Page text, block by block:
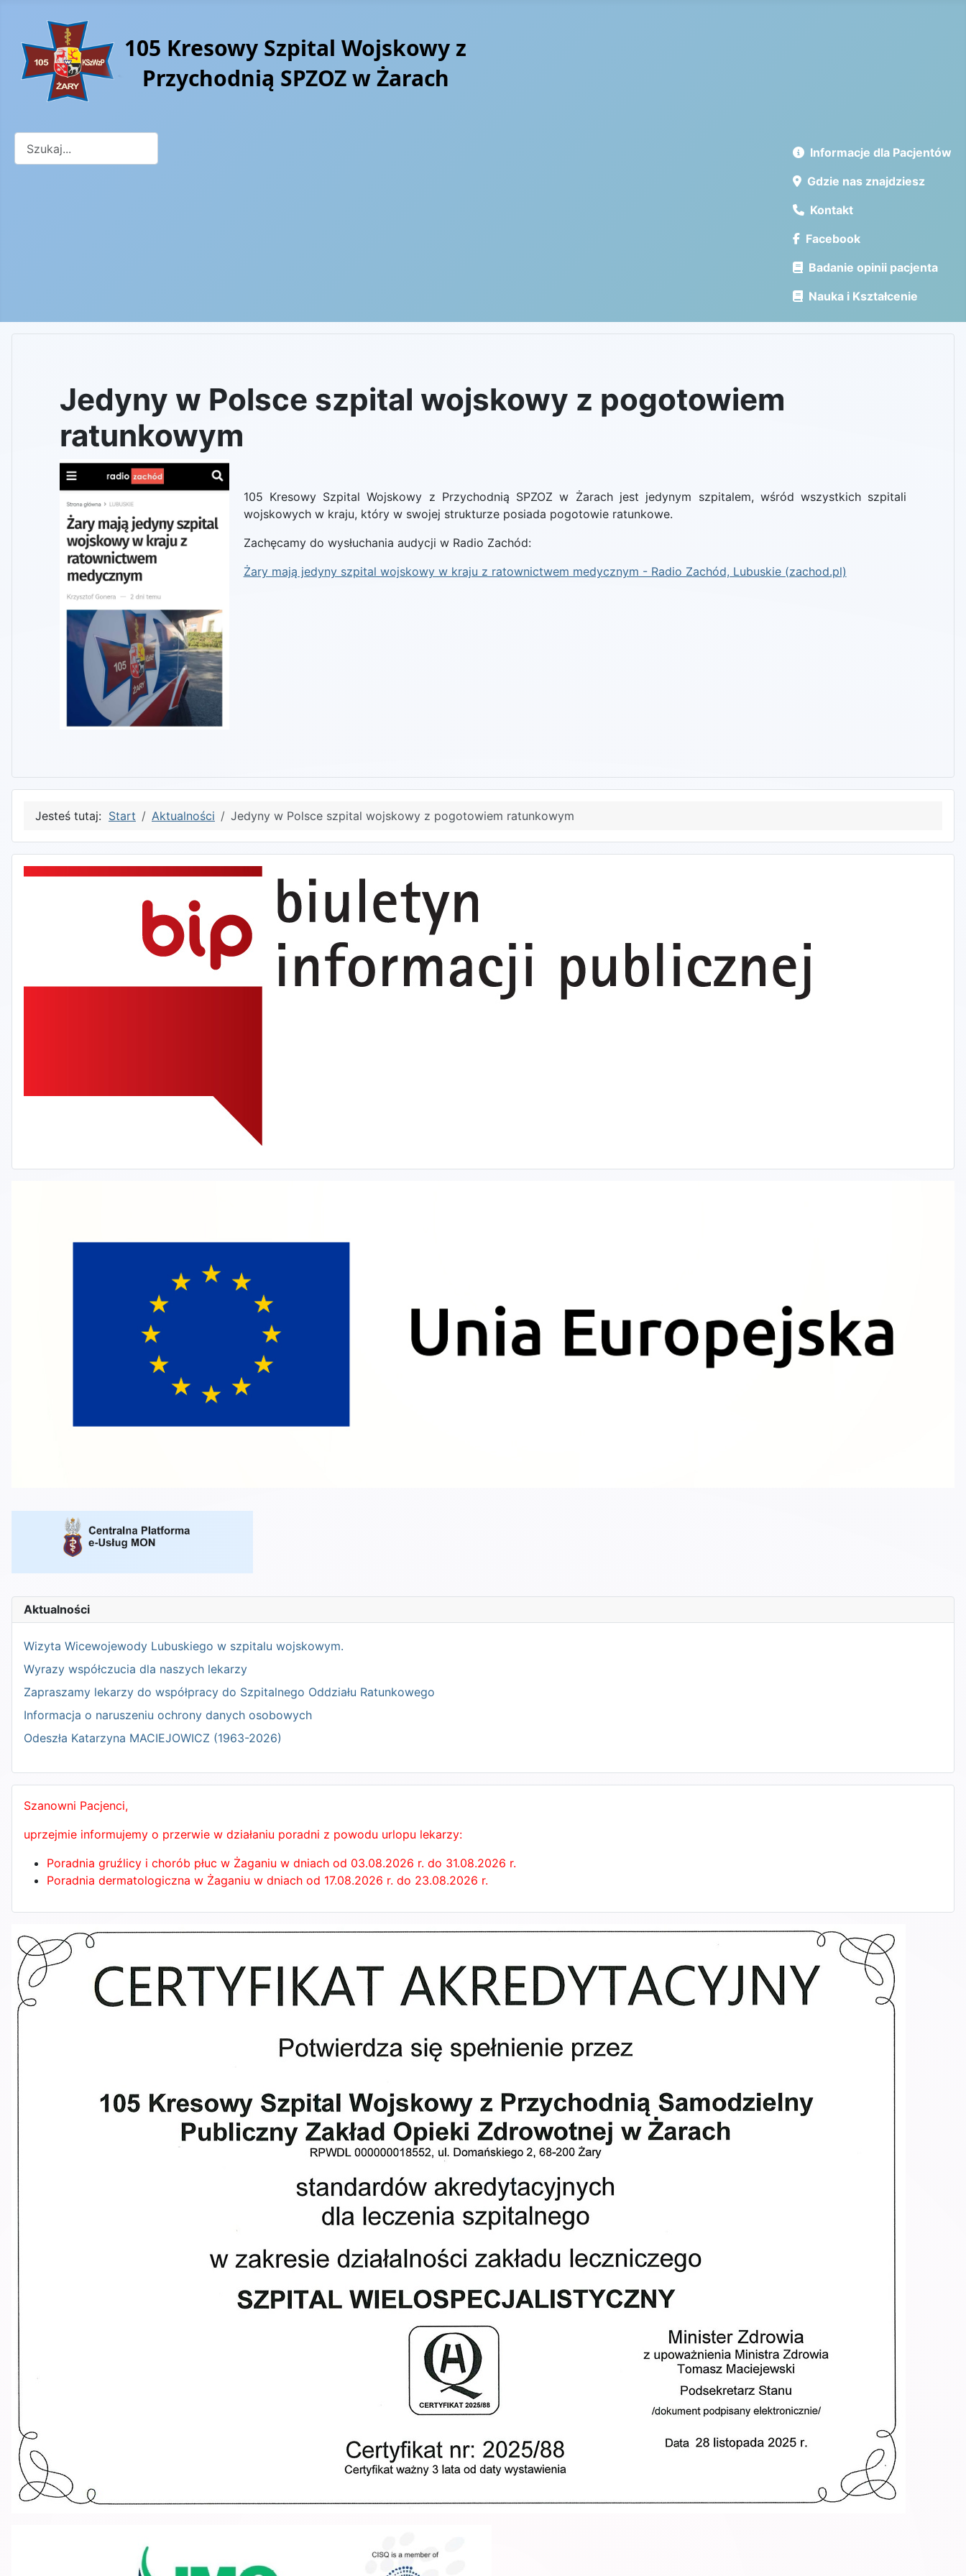
Informacje dla Pacjentów
Gdzie nas znajdziesz
Kontakt
Facebook
Badanie opinii pacjenta
Nauka i Kształcenie
Jedyny w Polsce szpital wojskowy z pogotowiem
ratunkowym
105 Kresowy Szpital Wojskowy z Przychodnią SPZOZ w Żarach jest jedynym szpitalem, wśród wszystkich szpitali
wojskowych w kraju, który w swojej strukturze posiada pogotowie ratunkowe.
Zachęcamy do wysłuchania audycji w Radio Zachód:
Żary mają jedyny szpital wojskowy w kraju z ratownictwem medycznym - Radio Zachód, Lubuskie (zachod.pl)
Jesteś tutaj: Start Aktualności Jedyny w Polsce szpital wojskowy z pogotowiem ratunkowym
Aktualności
Wizyta Wicewojewody Lubuskiego w szpitalu wojskowym.
Wyrazy współczucia dla naszych lekarzy
Zapraszamy lekarzy do współpracy do Szpitalnego Oddziału Ratunkowego
Informacja o naruszeniu ochrony danych osobowych
Odeszła Katarzyna MACIEJOWICZ (1963-2026)
Szanowni Pacjenci,
uprzejmie informujemy o przerwie w działaniu poradni z powodu urlopu lekarzy:
Poradnia gruźlicy i chorób płuc w Żaganiu w dniach od 03.08.2026 r. do 31.08.2026 r.
Poradnia dermatologiczna w Żaganiu w dniach od 17.08.2026 r. do 23.08.2026 r.